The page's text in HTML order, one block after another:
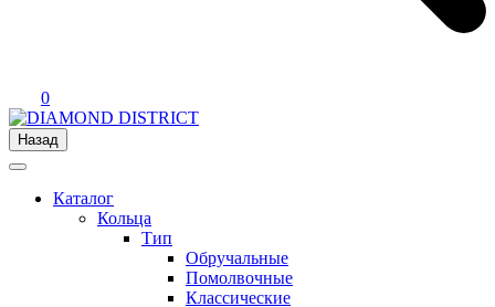
0
Назад
Каталог
Кольца
Тип
Обручальные
Помолвочные
Классические